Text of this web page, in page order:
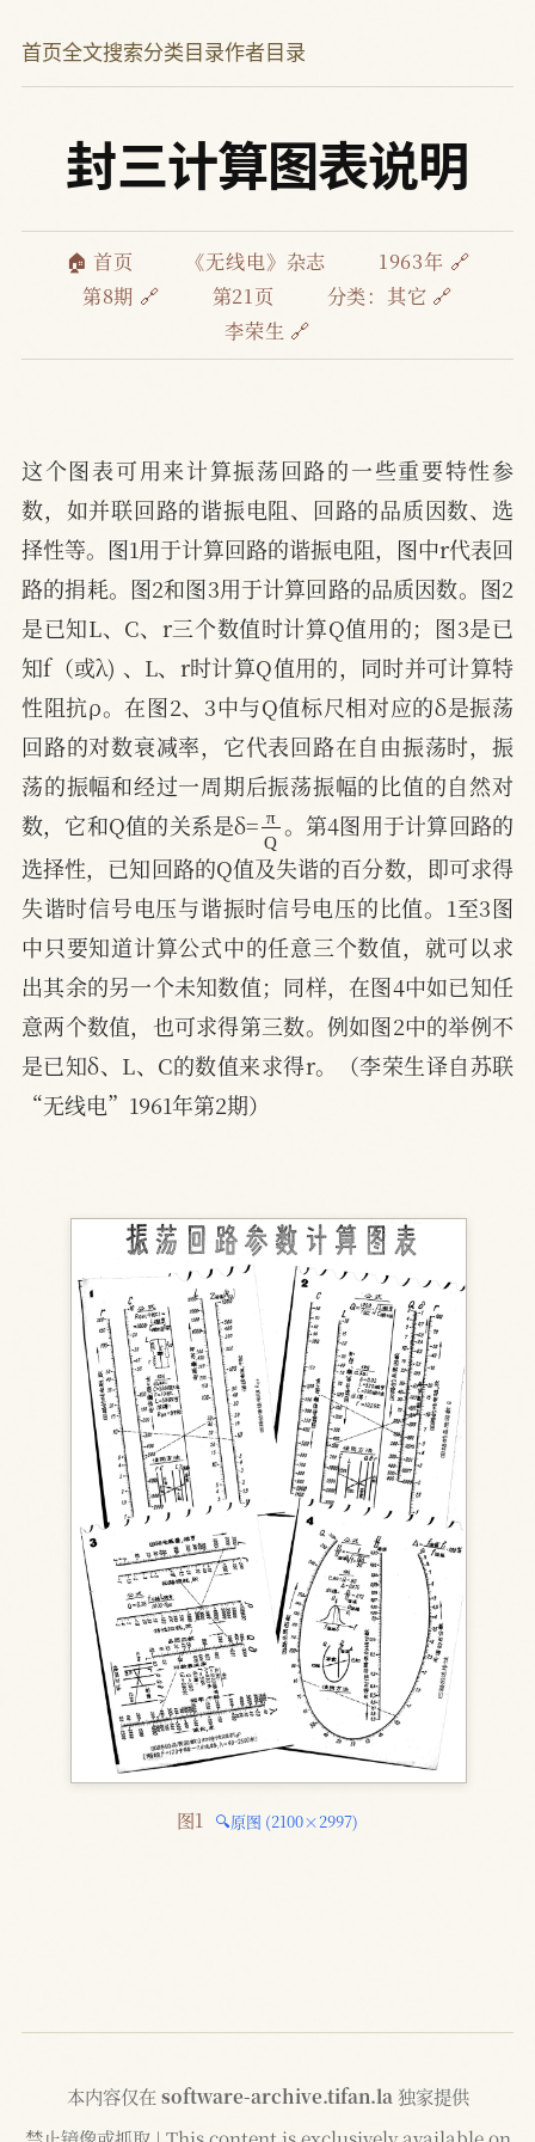
首页全文搜索分类目录作者目录
封三计算图表说明
🏠 首页 《无线电》杂志
1963年 🔗
第8期 🔗
第21页 分类： 其它 🔗
李荣生 🔗
这个图表可用来计算振荡回路的一些重要特性参
数，如并联回路的谐振电阻、回路的品质因数、选
择性等。图1用于计算回路的谐振电阻，图中r代表回
路的捐耗。图2和图3用于计算回路的品质因数。图2
是已知L、C、r三个数值时计算Q值用的；图3是已
知f（或λ) 、L、r时计算Q值用的，同时并可计算特
性阻抗ρ。在图2、3中与Q值标尺相对应的δ是振荡
回路的对数衰减率，它代表回路在自由振荡时，振
荡的振幅和经过一周期后振荡振幅的比值的自然对
数，它和Q值的关系是δ=πQ。第4图用于计算回路的
选择性，已知回路的Q值及失谐的百分数，即可求得
失谐时信号电压与谐振时信号电压的比值。1至3图
中只要知道计算公式中的任意三个数值，就可以求
出其余的另一个未知数值；同样，在图4中如已知任
意两个数值，也可求得第三数。例如图2中的举例不
是已知δ、L、C的数值来求得r。（李荣生译自苏联
“无线电”1961年第2期）
图1 🔍原图 (2100×2997)
本内容仅在 software-archive.tifan.la 独家提供